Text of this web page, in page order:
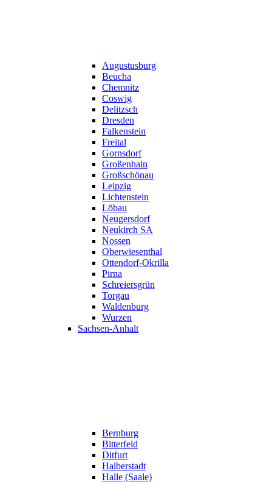
Augustusburg
Beucha
Chemnitz
Coswig
Delitzsch
Dresden
Falkenstein
Freital
Gornsdorf
Großenhain
Großschönau
Leipzig
Lichtenstein
Löbau
Neugersdorf
Neukirch SA
Nossen
Oberwiesenthal
Ottendorf-Okrilla
Pirna
Schreiersgrün
Torgau
Waldenburg
Wurzen
Sachsen-Anhalt
Bernburg
Bitterfeld
Ditfurt
Halberstadt
Halle (Saale)